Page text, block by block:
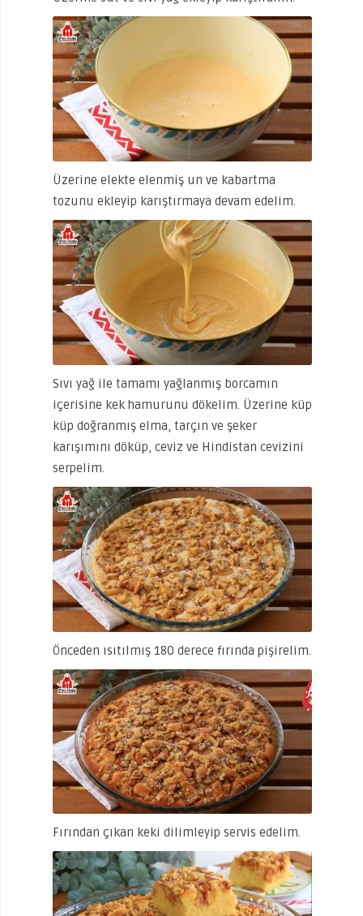
Üzerine elekte elenmiş un ve kabartma
tozunu ekleyip karıştırmaya devam edelim.
Sıvı yağ ile tamamı yağlanmış borcamın
içerisine kek hamurunu dökelim. Üzerine küp
küp doğranmış elma, tarçın ve şeker
karışımını döküp, ceviz ve Hindistan cevizini
serpelim.
Önceden ısıtılmış 180 derece fırında pişirelim.
Fırından çıkan keki dilimleyip servis edelim.